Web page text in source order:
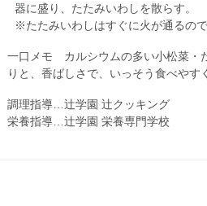
器に盛り、たたみいわしを散らす。
※たたみいわしはすぐに火が通るの
一口メモ カルシウムの多い小松菜・
りと、香ばしさで、いっそう食べやす
調理指導…辻学園 辻クッキング
栄養指導…辻学園 栄養専門学校